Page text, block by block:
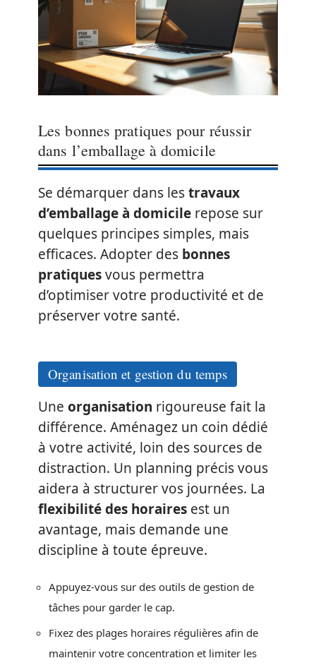
Les bonnes pratiques pour réussir
dans l’emballage à domicile
Se démarquer dans lestravaux
d’emballage à domicile repose sur
quelques principes simples, mais
efficaces. Adopter des bonnes
pratiquesvous permettra
d’optimiser votre productivité et de
préserver votre santé.
Organisation et gestion du temps
Une organisation rigoureuse fait la
différence. Aménagez un coin dédié
à votre activité, loin des sources de
distraction. Un planning précis vous
aidera à structurer vos journées. La
flexibilité des horaires est un
avantage, mais demande une
discipline à toute épreuve.
Appuyez-vous sur des outils de gestion de
tâches pour garder le cap.
Fixez des plages horaires régulières afin de
maintenir votre concentration et limiter les